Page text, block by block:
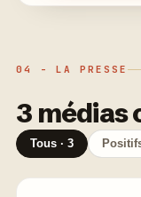
04 - LA PRESSE
3 médias
Tous · 3